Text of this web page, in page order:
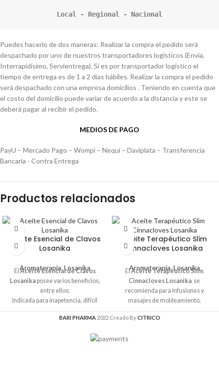
Local - Regional - Nacional
Puedes hacerlo de dos maneras: Realizar la compra el pedido será
despachado por uno de nuestros transportadores logísticos (Envía,
Interrapidisimo, Servientrega). Si es por transportador logístico el
tiempo de entrega es de 1 a 2 días hábiles. Realizar la compra el pedido
será despachado con una empresa domicilios . Teniendo en cuenta que
el costo del domicilio puede variar de acuerdo a la distancia y este se
deberá pagar al recibir el pedido.
MEDIOS DE PAGO
PayU – Mercado Pago – Wompi – Nequi – Daviplata – Transferencia
Bancaria - Contra Entrega
Productos relacionados
Aceite Esencial de Clavos
Losanika
Aromaterapia, Losanika
ElAceite Esencial de Clavos
Losanikaposee varios beneficios,
entre ellos:
Indicada para inapetencia, difícil
digestión.
Cicatrizante y desinfectante en
Alivia dolores, antimicrobiano en la
Aceite Terapéutico Slim
Cinnacloves Losanika
Aromaterapia,Losanika
ElAceite Terapéutico Slim
Cinnacloves Losanika se
recomienda para infusiones y
masajes de moldeamiento,
celulitis, relajante, reflexología
podal y deportivo.
BARI PHARMA 2022 Creado ByCITRICO